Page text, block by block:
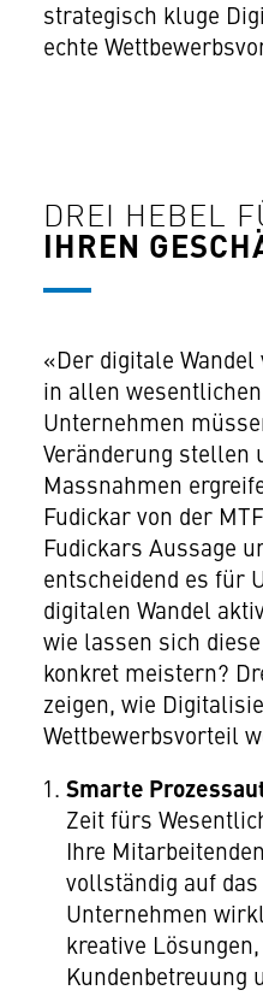
strategisch kluge
echte
DREI HEBEL
IHREN
«Der digitale
in allen
Unternehmen
Veränderung stellen
Massnahmen
Fudickar von der
Fudickars Aussage
entscheidend es für
digitalen Wandel
wie lassen sich
konkret meistern?
zeigen, wie
Wettbewerbsvorteil
Smarte
Zeit fürs
Ihre
vollständig auf
Unternehmen
kreative
Kundenbetreuung